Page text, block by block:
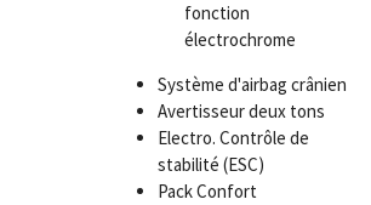
fonction
électrochrome
Système d'airbag crânien
Avertisseur deux tons
Electro. Contrôle de
stabilité (ESC)
Pack Confort